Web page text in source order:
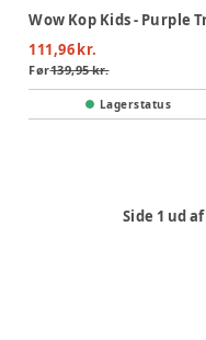
111,96 kr.
Før139,95 kr.
Lagerstatus
Side 1 ud af